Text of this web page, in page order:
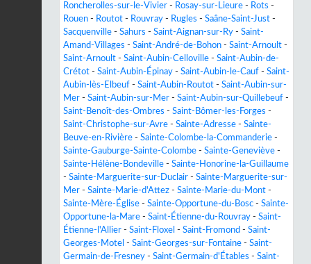
Roncherolles-sur-le-Vivier - Rosay-sur-Lieure - Rots -
Rouen - Routot - Rouvray - Rugles - Saâne-Saint-Just -
Sacquenville - Sahurs - Saint-Aignan-sur-Ry - Saint-
Amand-Villages - Saint-André-de-Bohon - Saint-Arnoult -
Saint-Arnoult - Saint-Aubin-Celloville - Saint-Aubin-de-
Crétot - Saint-Aubin-Épinay - Saint-Aubin-le-Cauf - Saint-
Aubin-lès-Elbeuf - Saint-Aubin-Routot - Saint-Aubin-sur-
Mer - Saint-Aubin-sur-Mer - Saint-Aubin-sur-Quillebeuf -
Saint-Benoît-des-Ombres - Saint-Bômer-les-Forges -
Saint-Christophe-sur-Avre - Sainte-Adresse - Sainte-
Beuve-en-Rivière - Sainte-Colombe-la-Commanderie -
Sainte-Gauburge-Sainte-Colombe - Sainte-Geneviève -
Sainte-Hélène-Bondeville - Sainte-Honorine-la-Guillaume
- Sainte-Marguerite-sur-Duclair - Sainte-Marguerite-sur-
Mer - Sainte-Marie-d'Attez - Sainte-Marie-du-Mont -
Sainte-Mère-Église - Sainte-Opportune-du-Bosc - Sainte-
Opportune-la-Mare - Saint-Étienne-du-Rouvray - Saint-
Étienne-l'Allier - Saint-Floxel - Saint-Fromond - Saint-
Georges-Motel - Saint-Georges-sur-Fontaine - Saint-
Germain-de-Fresney - Saint-Germain-d'Étables - Saint-